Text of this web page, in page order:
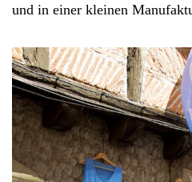
und in einer kleinen